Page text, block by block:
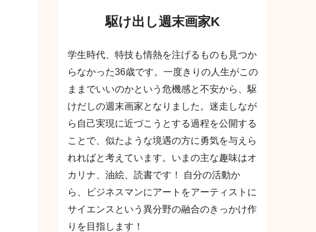
駆け出し週末画家K
学生時代、特技も情熱を注げるものも見つか
らなかった36歳です。一度きりの人生がこの
ままでいいのかという危機感と不安から、駆
けだしの週末画家となりました。迷走しなが
ら自己実現に近づこうとする過程を公開する
ことで、似たような境遇の方に勇気を与えら
れればと考えています。いまの主な趣味はオ
カリナ、油絵、読書です！ 自分の活動か
ら、ビジネスマンにアートをアーティストに
サイエンスという異分野の融合のきっかけ作
りを目指します！